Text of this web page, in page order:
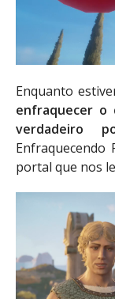
Enquanto
enfraquecer o
verdadeiro
Enfraquecendo
portal que nos